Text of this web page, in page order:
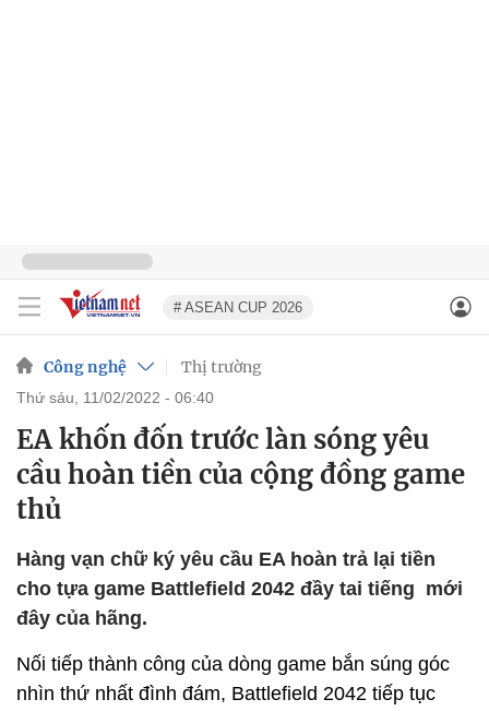
# ASEAN CUP 2026
Công nghệ Thị trường
thứ sáu, 11/02/2022 - 06:40
EA khốn đốn trước làn sóng yêu
cầu hoàn tiền của cộng đồng game
thủ
Hàng vạn chữ ký yêu cầu EA hoàn trả lại tiền
cho tựa game Battlefield 2042 đầy tai tiếng mới
đây của hãng.
Nối tiếp thành công của dòng game bắn súng góc
nhìn thứ nhất đình đám, Battlefield 2042 tiếp tục